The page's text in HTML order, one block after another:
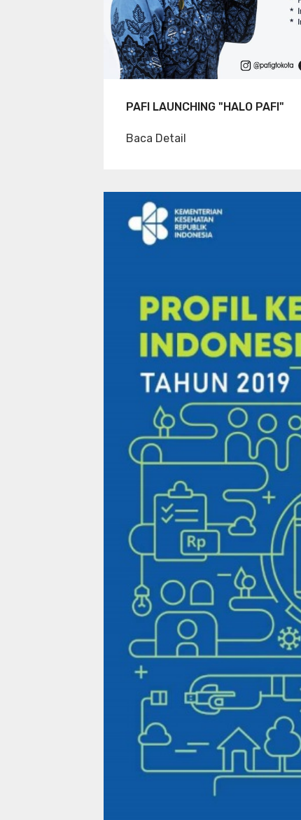
PAFI LAUNCHING "HALO PAFI"
Baca Detail